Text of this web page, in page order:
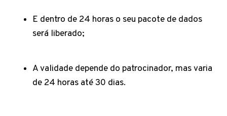
E dentro de 24 horas o seu pacote de dados
será liberado;
A validade depende do patrocinador, mas varia
de 24 horas até 30 dias.